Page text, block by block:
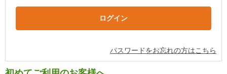
パスワードをお忘れの方はこちら